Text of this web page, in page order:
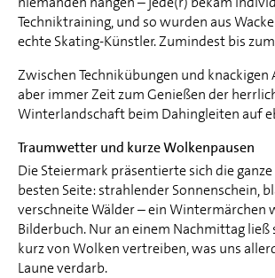
Techniktraining, und so wurden aus
echte Skating-Künstler. Zumindest bis
Zwischen Technikübungen und knackigen
aber immer Zeit zum Genießen der
Winterlandschaft beim Dahingleiten auf
Traumwetter und kurze Wolkenpausen
Die Steiermark präsentierte sich die
besten Seite: strahlender Sonnenschein,
verschneite Wälder – ein Wintermärchen
Bilderbuch. Nur an einem Nachmittag ließ
kurz von Wolken vertreiben, was uns
Laune verdarb.